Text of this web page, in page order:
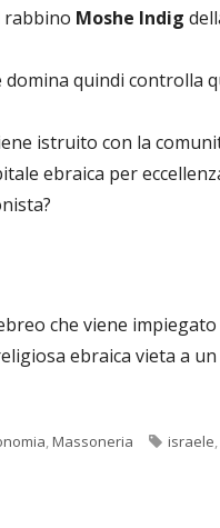
rabbino Moshe Indig
quindi controlla
istruito con la
ebraica per
che viene
ebraica vieta a
Massoneria Tag
israele